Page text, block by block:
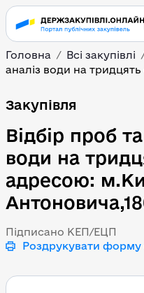
Головна Всі закупівлі
аналіз води на тридцять
Відбір
Закупівля
Відбір проб
води на
адресою:
Підписано КЕП/ЕЦП
Роздрукувати